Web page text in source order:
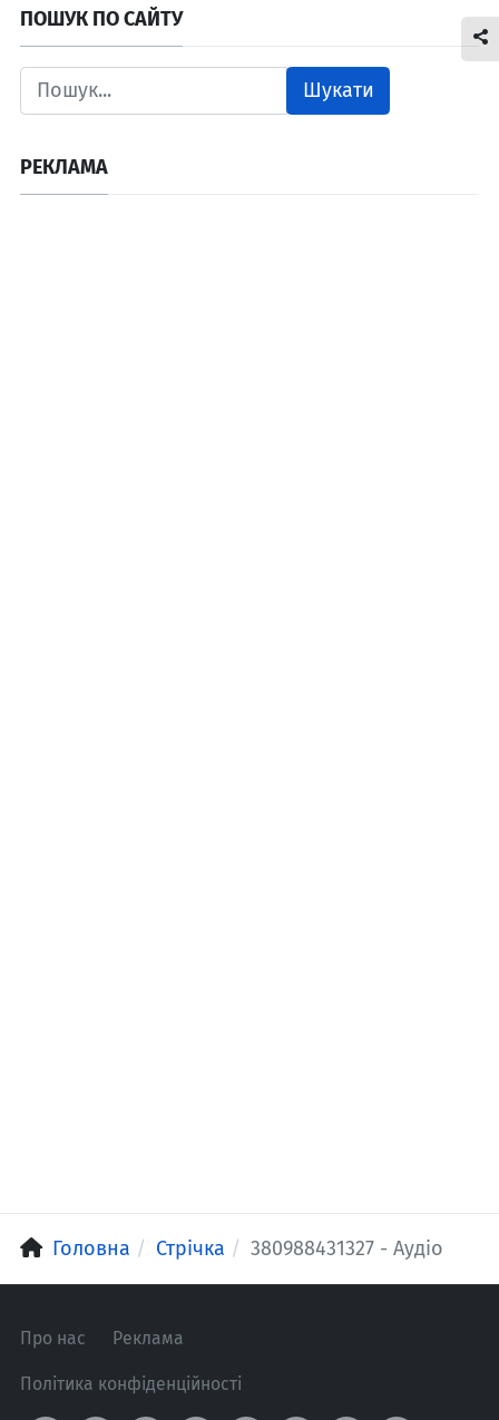
ПОШУК ПО САЙТУ
Шукати
РЕКЛАМА
Головна Стрічка 380988431327 - Аудіо
Про нас Реклама
Політика конфіденційності